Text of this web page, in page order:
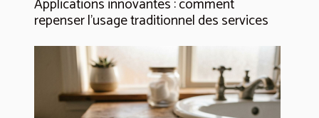
Applications innovantes : comment
repenser l’usage traditionnel des services